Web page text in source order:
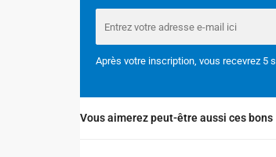
Après votre inscription, vous recevrez 5
Vous aimerez peut-être aussi ces bons